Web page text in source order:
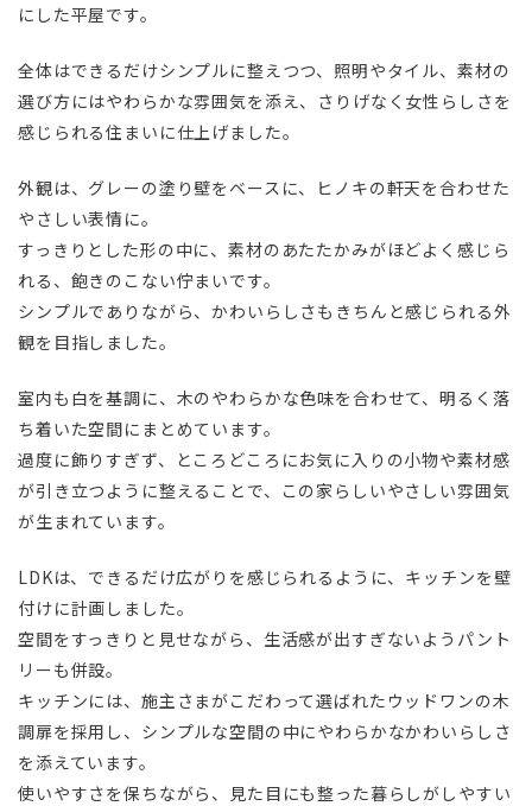
にした平屋です。
全体はできるだけシンプルに整えつつ、照明やタイル、素材の
選び方にはやわらかな雰囲気を添え、さりげなく女性らしさを
感じられる住まいに仕上げました。
外観は、グレーの塗り壁をベースに、ヒノキの軒天を合わせた
やさしい表情に。
すっきりとした形の中に、素材のあたたかみがほどよく感じら
れる、飽きのこない佇まいです。
シンプルでありながら、かわいらしさもきちんと感じられる外
観を目指しました。
室内も白を基調に、木のやわらかな色味を合わせて、明るく落
ち着いた空間にまとめています。
過度に飾りすぎず、ところどころにお気に入りの小物や素材感
が引き立つように整えることで、この家らしいやさしい雰囲気
が生まれています。
LDKは、できるだけ広がりを感じられるように、キッチンを壁
付けに計画しました。
空間をすっきりと見せながら、生活感が出すぎないようパント
リーも併設。
キッチンには、施主さまがこだわって選ばれたウッドワンの木
調扉を採用し、シンプルな空間の中にやわらかなかわいらしさ
を添えています。
使いやすさを保ちながら、見た目にも整った暮らしがしやすい